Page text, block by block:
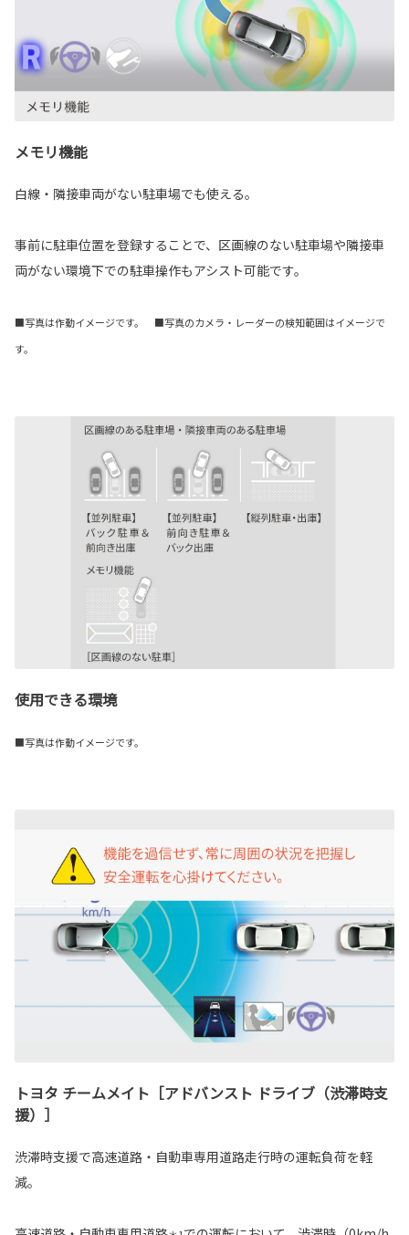
メモリ機能
白線・隣接車両がない駐車場でも使える。
事前に駐車位置を登録することで、区画線のない駐車場や隣接車
両がない環境下での駐車操作もアシスト可能です。
■写真は作動イメージです。 ■写真のカメラ・レーダーの検知範囲はイメージで
す。
使用できる環境
■写真は作動イメージです。
トヨタ チームメイト［アドバンスト ドライブ（渋滞時支
援）］
渋滞時支援で高速道路・自動車専用道路走行時の運転負荷を軽
減。